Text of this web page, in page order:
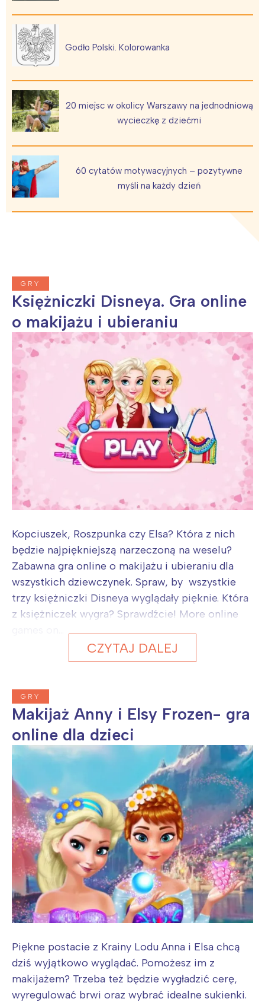
Godło Polski. Kolorowanka
20 miejsc w okolicy Warszawy na jednodniową
wycieczkę z dziećmi
60 cytatów motywacyjnych – pozytywne
myśli na każdy dzień
GRY
Księżniczki Disneya. Gra online
o makijażu i ubieraniu
Kopciuszek, Roszpunka czy Elsa? Która z nich
będzie najpiękniejszą narzeczoną na weselu?
Zabawna gra online o makijażu i ubieraniu dla
wszystkich dziewczynek. Spraw, by wszystkie
trzy księżniczki Disneya wyglądały pięknie. Która
z księżniczek wygra? Sprawdźcie! More online
CZYTAJ DALEJ
GRY
Makijaż Anny i Elsy Frozen- gra
online dla dzieci
Piękne postacie z Krainy Lodu Anna i Elsa chcą
dziś wyjątkowo wyglądać. Pomożesz im z
makijażem? Trzeba też będzie wygładzić cerę,
wyregulować brwi oraz wybrać idealne sukienki.
Interesują mnie wydarzenia z
Warszawa
Łódź
Trójmiasto
Poznań
Wrocław
Kraków
Południe
Północ
Wszystkie